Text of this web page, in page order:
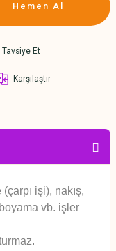
Hemen Al
Tavsiye Et
Karşılaştır
işi), nakış,
vb. işler